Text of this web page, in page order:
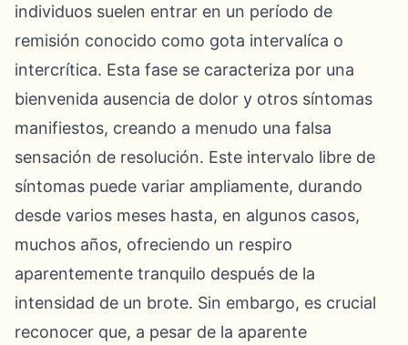
individuos suelen entrar en un período de
remisión conocido como gota intervalíca o
intercrítica. Esta fase se caracteriza por una
bienvenida ausencia de dolor y otros síntomas
manifiestos, creando a menudo una falsa
sensación de resolución. Este intervalo libre de
síntomas puede variar ampliamente, durando
desde varios meses hasta, en algunos casos,
muchos años, ofreciendo un respiro
aparentemente tranquilo después de la
intensidad de un brote. Sin embargo, es crucial
reconocer que, a pesar de la aparente